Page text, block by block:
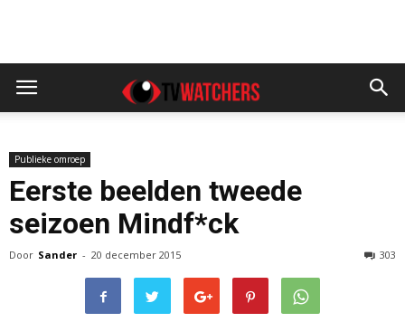
Publieke omroep
Eerste beelden tweede
seizoen Mindf*ck
Door Sander - 20 december 2015 303